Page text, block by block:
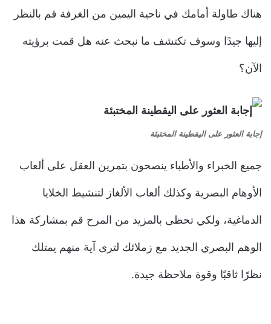
هناك طاولة أمامك في ناحية اليمين من الغرفة قم بالنظر
إليها جيدًا وسوف تكتشف ما نبحث عنه هل قمت برؤيته
الآن؟
إجابة العثور على اليقطينة المختبئة
جميع الخبراء والأطباء ينصحون بتمرين العقل على ألعاب
الأوهام البصرية وكذلك ألعاب الألغاز لتنشيط الخلايا
الدماغية، ولكي تحظى بالمزيد من المرح قم بمشاركة هذا
الوهم البصري الجديد مع زملائك لترى آية منهم يمتلك
نظرًا ثاقبًا وقوة ملاحظة جيدة.